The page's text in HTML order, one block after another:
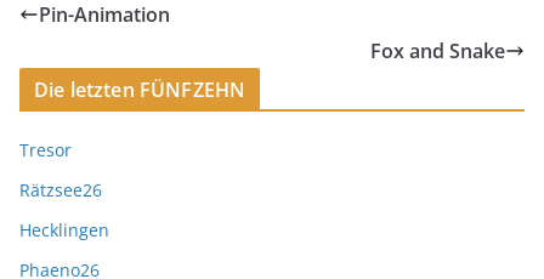
Pin-Animation
Fox and Snake
Die letzten FÜNFZEHN
Tresor
Rätzsee26
Hecklingen
Phaeno26